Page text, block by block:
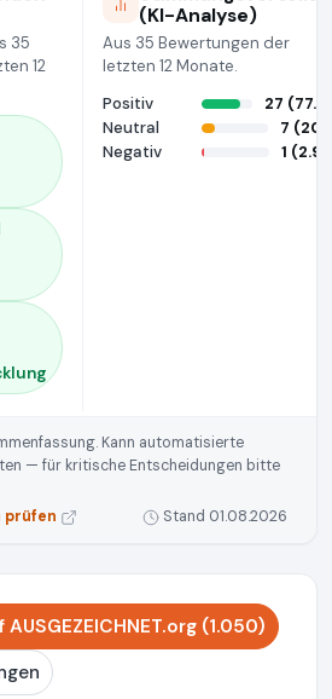
35
12
(KI-Analyse)
Aus 35 Bewertungen der
letzten 12 Monate.
Positiv
27
Neutral
7
Negativ
1
Kann automatisierte
— für kritische Entscheidungen bitte
prüfen
Stand 01.08.2026
(1.050)